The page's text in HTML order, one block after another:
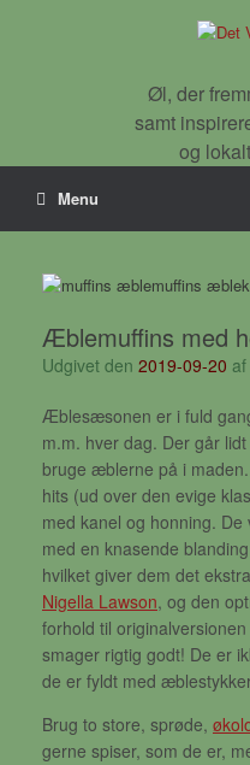
Øl, der
samt
og
Menu
Æblemuffins med
Udgivet den 2019-09-20 af
Æblesæsonen er i fuld
m.m. hver dag. Der går
bruge æblerne på i
hits (ud over den evige
med kanel og honning.
med en knasende
hvilket giver dem det
Nigella Lawson, og den
forhold til
smager rigtig godt! De er
de er fyldt med
Brug to store, sprøde,
gerne spiser, som de er,